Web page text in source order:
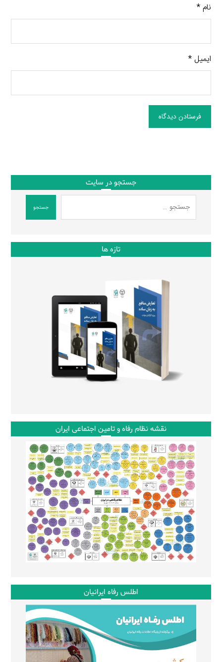
نام*
ایمیل*
فرستادن دیدگاه
جستجو در سایت
جستجو
تازه ها
نقشه نظام رفاه و تامین اجتماعی ایران
اطلس رفاه ایرانیان